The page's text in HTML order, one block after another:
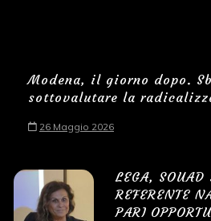
Modena, il giorno dopo.
sottovalutare la
26 Maggio 2026
LEGA, SOUAD
REFERENTE
PARI